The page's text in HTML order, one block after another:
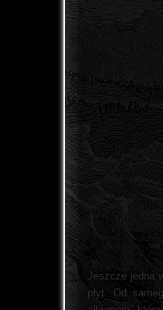
Jeszcze jedna
płyt. Od